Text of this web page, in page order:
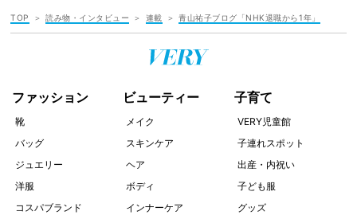
TOP 読み物・インタビュー 連載 青山祐子ブログ「NHK退職から1年」
ファッション
靴
バッグ
ジュエリー
洋服
コスパブランド
ビューティー
メイク
スキンケア
ヘア
ボディ
インナーケア
子育て
VERY児童館
子連れスポット
出産・内祝い
子ども服
グッズ